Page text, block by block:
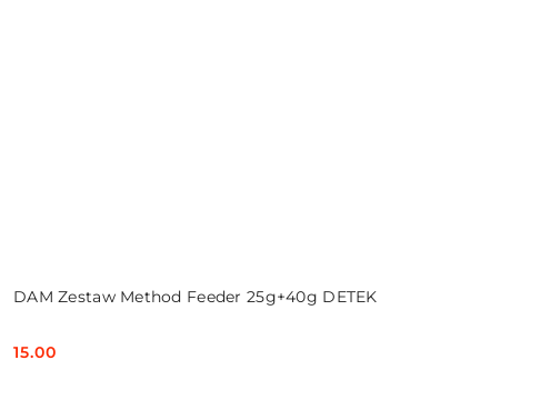
DAM Zestaw Method Feeder 25g+40g DETEK
Cena:
15.00